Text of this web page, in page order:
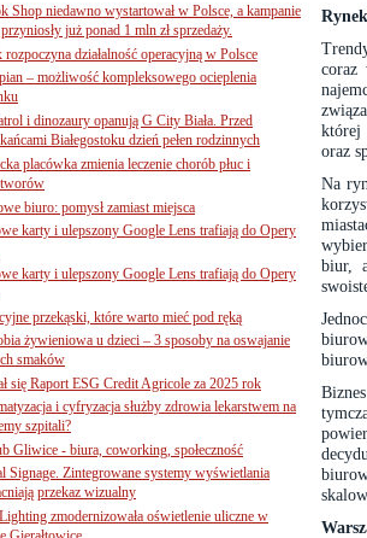
coraz
której
oraz
Na
biur,
Shop niedawno wystartował w Polsce, a kampanie
już ponad 1 mln zł sprzedaży.
rozpoczyna działalność operacyjną w Polsce
– możliwość kompleksowego ocieplenia
i dinozaury opanują G City Biała. Przed
Białegostoku dzień pełen rodzinnych
placówka zmienia leczenie chorób płuc i
biuro: pomysł zamiast miejsca
karty i ulepszony Google Lens trafiają do Opery
karty i ulepszony Google Lens trafiają do Opery
przekąski, które warto mieć pod ręką
żywieniowa u dzieci – 3 sposoby na oswajanie
smaków
się Raport ESG Credit Agricole za 2025 rok
i cyfryzacja służby zdrowia lekarstwem na
szpitali?
Gliwice - biura, coworking, społeczność
Signage. Zintegrowane systemy wyświetlania
przekaz wizualny
zmodernizowała oświetlenie uliczne w